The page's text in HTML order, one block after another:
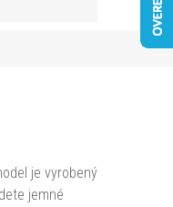
je vyrobený
jemné